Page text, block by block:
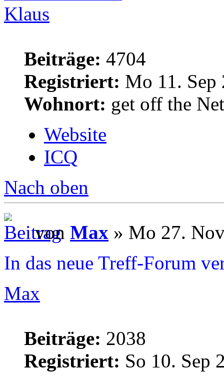
Klaus
Beiträge: 4704
Registriert: Mo 11. Sep
Wohnort: get off the
Website
ICQ
Nach oben
von Max » Mo 27.
In das neue Treff-Forum
Max
Beiträge: 2038
Registriert: So 10. Sep